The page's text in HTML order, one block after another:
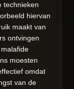
technieken
hiervan
maakt van
ontvingen
moesten
omdat
van de